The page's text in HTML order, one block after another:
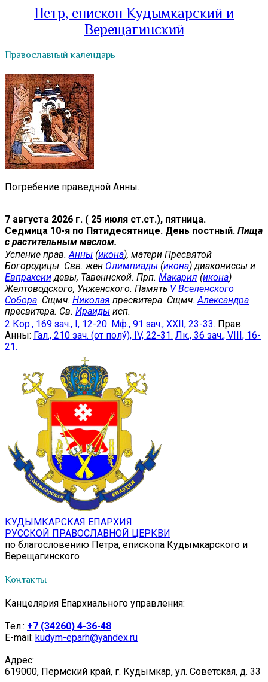
Петр, епископ Кудымкарский и
Верещагинский
Православный календарь
Погребение праведной Анны.
7 августа 2026 г. ( 25 июля ст.ст.), пятница.
Седмица 10-я по Пятидесятнице. День постный. Пища
с растительным маслом.
Успение прав. Анны (икона), матери Пресвятой
Богородицы. Свв. жен Олимпиады (икона) диакониссы и
Евпраксии девы, Тавеннской. Прп. Макария (икона)
Желтоводского, Унженского. Память V Вселенского
Собора. Сщмч. Николая пресвитера. Сщмч. Александра
пресвитера. Св. Ираиды исп.
2 Кор., 169 зач., I, 12-20. Мф., 91 зач., XXII, 23-33. Прав.
Анны: Гал., 210 зач. (от полу́), IV, 22-31. Лк., 36 зач., VIII, 16-
21.
КУДЫМКАРСКАЯ ЕПАРХИЯ
РУССКОЙ ПРАВОСЛАВНОЙ ЦЕРКВИ
по благословению Петра, епископа Кудымкарского и
Верещагинского
Контакты
Канцелярия Епархиального управления:
Tел.: +7 (34260) 4-36-48
E-mail: kudym-eparh@yandex.ru
Адрес:
619000, Пермский край, г. Кудымкар, ул. Советская, д. 33